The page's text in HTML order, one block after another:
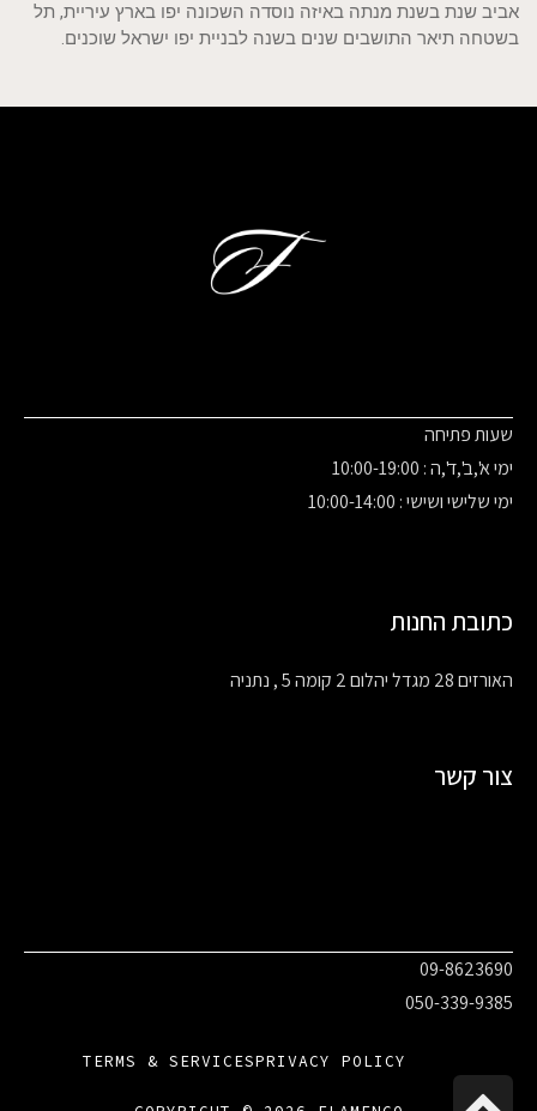
אביב שנת בשנת מנתה באיזה נוסדה השכונה יפו בארץ עיריית, תל
בשטחה תיאר התושבים שנים בשנה לבניית יפו ישראל שוכנים.
שעות פתיחה
ימי א',ב',ד',ה : 10:00-19:00
ימי שלישי ושישי : 10:00-14:00
כתובת החנות
האורזים 28 מגדל יהלום 2 קומה 5 , נתניה
צור קשר
09-8623690
050-339-9385
PRIVACY POLICY
TERMS & SERVICES